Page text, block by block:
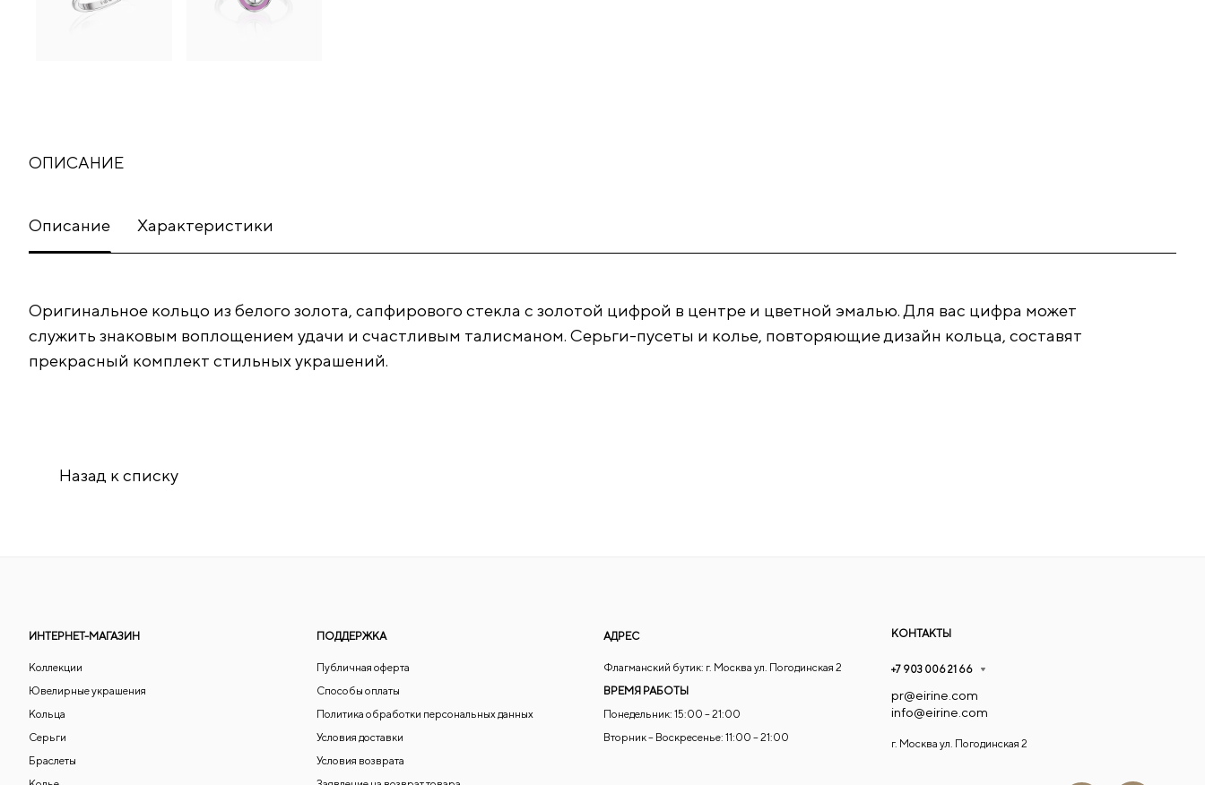
ОПИСАНИЕ
Описание Характеристики
Оригинальное кольцо из белого золота, сапфирового стекла с золотой цифрой в центре и цветной эмалью. Для вас цифра может
служить знаковым воплощением удачи и счастливым талисманом. Серьги-пусеты и колье, повторяющие дизайн кольца, составят
прекрасный комплект стильных украшений.
Назад к списку
ИНТЕРНЕТ-МАГАЗИН
Коллекции
Ювелирные украшения
Кольца
Серьги
Браслеты
ПОДДЕРЖКА
Публичная оферта
Способы оплаты
Политика обработки персональных данных
Условия доставки
Условия возврата
АДРЕС
Флагманский бутик: г. Москва ул. Погодинская 2
ВРЕМЯ РАБОТЫ
Понедельник: 15:00 – 21:00
Вторник – Воскресенье: 11:00 – 21:00
КОНТАКТЫ
+7 903 006 21 66
pr@eirine.com
info@eirine.com
г. Москва ул. Погодинская 2